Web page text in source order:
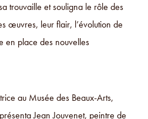
trouvaille et souligna le rôle des
œuvres, leur flair, l’évolution de
en place des nouvelles
au Musée des Beaux-Arts,
Jean Jouvenet, peintre de